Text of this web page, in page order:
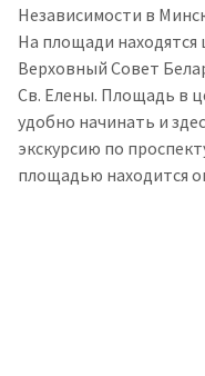
Независимости в
На площади
Верховный Совет
Св. Елены. Площадь в
удобно начинать и
экскурсию по
площадью находится